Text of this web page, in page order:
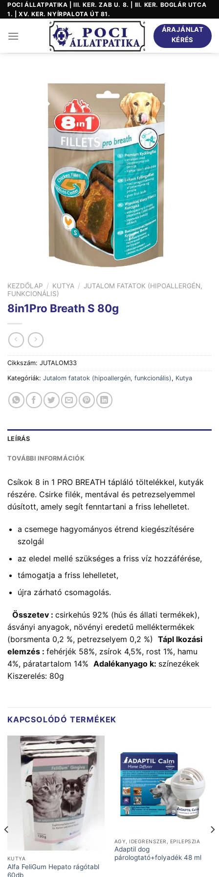
Skip
to
POCI ÁLLATPATIKA | III. KER. ZAB U. 8. | III. KER. BOGLÁR UTCA
1. | XV. KER. NYÍRPALOTA ÚT 81.
ÁRAJÁNLAT
KÉRÉS
KEZDŐLAP / KUTYA / JUTALOM FATATOK (HIPOALLERGÉN,
FUNKCIONÁLIS)
8in1Pro Breath S 80g
Cikkszám: JUTALOM33
Kategóriák: Jutalom fatatok (hipoallergén, funkcionális), Kutya
LEÍRÁS
TOVÁBBI INFORMÁCIÓK
Csíkok 8 in 1 PRO BREATH tápláló töltelékkel, kutyák
részére. Csirke filék, mentával és petrezselyemmel
dúsított, amely segít fenntartani a friss lehelletet.
a csemege hagyományos étrend kiegészítésére
szolgál
az eledel mellé szükséges a friss víz hozzáférése,
támogatja a friss lehelletet,
újra zárható csomagolás.
Összetev : csirkehús 92% (hús és állati termékek),
ásványi anyagok, növényi eredetű melléktermékek
(borsmenta 0,2 %, petrezselyem 0,2 %) Tápl lkozási
elemzés : fehérjék 58%, zsírok 4,5%, rost 1%, hamu
4%, páratartalom 14% Adalékanyago k: színezékek
Kiszerelés: 80g
KAPCSOLÓDÓ TERMÉKEK
KUTYA
Alfa FeliGum Hepato rágótabl
60db
AGY, IDEGRENSZER, EPILEPSZIA
Adaptil dog
párologtató+folyadék 48 ml